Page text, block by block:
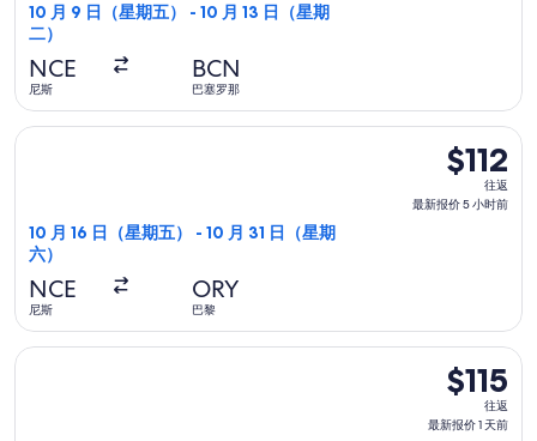
8
时
10 月 9 日（星期五） - 10 月 13 日（星期
二）
NCE
尼斯
BCN
巴塞罗那
$112
往
返,
5
时
$112
往返
最新报价 5 小时前
10 月 16 日（星期五） - 10 月 31 日（星期
六）
NCE
尼斯
ORY
巴黎
选择易捷航空航班，10 月 16 日（星期五）从尼斯前往巴黎，
$115
往
返,
$115
往返
最新报价 1 天前
选择易捷航空航班，9 月 20 日（星期日）从尼斯前往卢加，